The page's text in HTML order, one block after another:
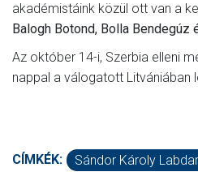
akadémistáink közül ott van a
Balogh Botond, Bolla
Az október 14-i, Szerbia elleni
nappal a válogatott Litvániában
CÍMKÉK: Sándor Károly